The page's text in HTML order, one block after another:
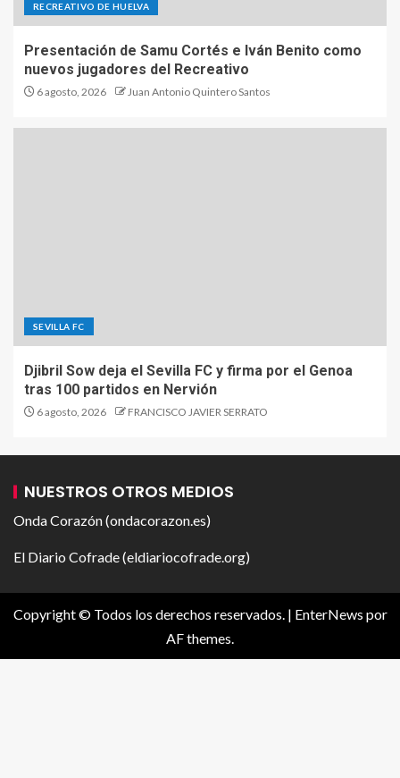
RECREATIVO DE HUELVA
Presentación de Samu Cortés e Iván Benito como
nuevos jugadores del Recreativo
6 agosto, 2026 Juan Antonio Quintero Santos
SEVILLA FC
Djibril Sow deja el Sevilla FC y firma por el Genoa
tras 100 partidos en Nervión
6 agosto, 2026 FRANCISCO JAVIER SERRATO
NUESTROS OTROS MEDIOS
Onda Corazón (ondacorazon.es)
El Diario Cofrade (eldiariocofrade.org)
Copyright © Todos los derechos reservados. | EnterNews por
AF themes.